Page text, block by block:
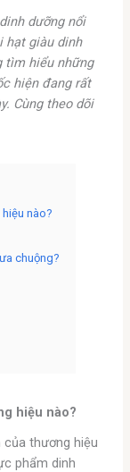
dưỡng nổi
hạt giàu dinh
tìm hiểu những
hiện đang rất
Cùng theo dõi
nào?
chuộng?
hiệu nào?
thương hiệu
phẩm dinh